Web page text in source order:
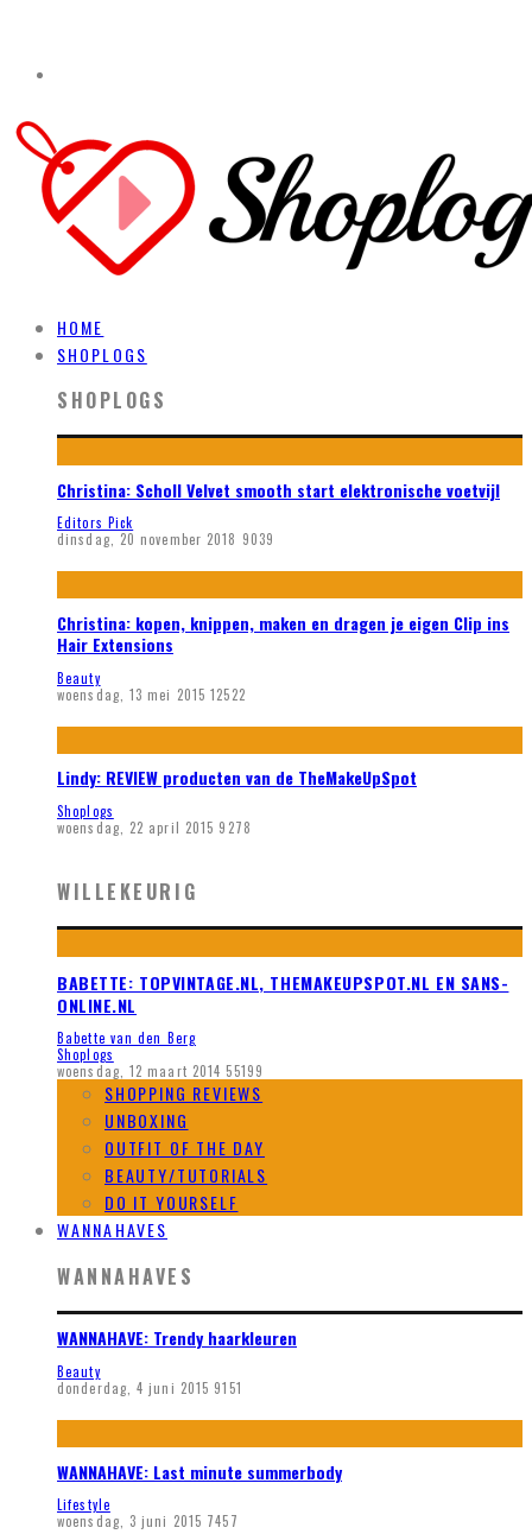
HOME
SHOPLOGS
SHOPLOGS
Christina: Scholl Velvet smooth start elektronische voetvijl
Editors Pick
dinsdag, 20 november 2018 9039
Christina: kopen, knippen, maken en dragen je eigen Clip ins
Hair Extensions
Beauty
woensdag, 13 mei 2015 12522
Lindy: REVIEW producten van de TheMakeUpSpot
Shoplogs
woensdag, 22 april 2015 9278
WILLEKEURIG
BABETTE: TOPVINTAGE.NL, THEMAKEUPSPOT.NL EN SANS-
ONLINE.NL
Babette van den Berg
Shoplogs
woensdag, 12 maart 2014 55199
SHOPPING REVIEWS
UNBOXING
OUTFIT OF THE DAY
BEAUTY/TUTORIALS
DO IT YOURSELF
WANNAHAVES
WANNAHAVES
WANNAHAVE: Trendy haarkleuren
Beauty
donderdag, 4 juni 2015 9151
WANNAHAVE: Last minute summerbody
Lifestyle
woensdag, 3 juni 2015 7457